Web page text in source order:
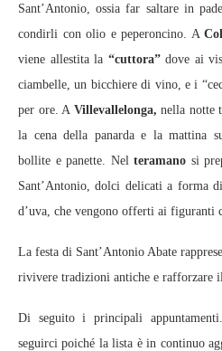
Sant’Antonio, ossia far saltare in
condirli con olio e peperoncino. A
viene allestita la “cuttora”dove ai
ciambelle, un bicchiere di vino, e i
per ore. A Villevallelonga, nella notte
la cena della panarda e la mattina
bollite e panette. Nel teramano si
Sant’Antonio, dolci delicati a forma
d’uva, che vengono offerti ai figuranti
La festa di Sant’Antonio Abate
rivivere tradizioni antiche e rafforzare il
Di seguito i principali
seguirci poiché la lista è in continuo